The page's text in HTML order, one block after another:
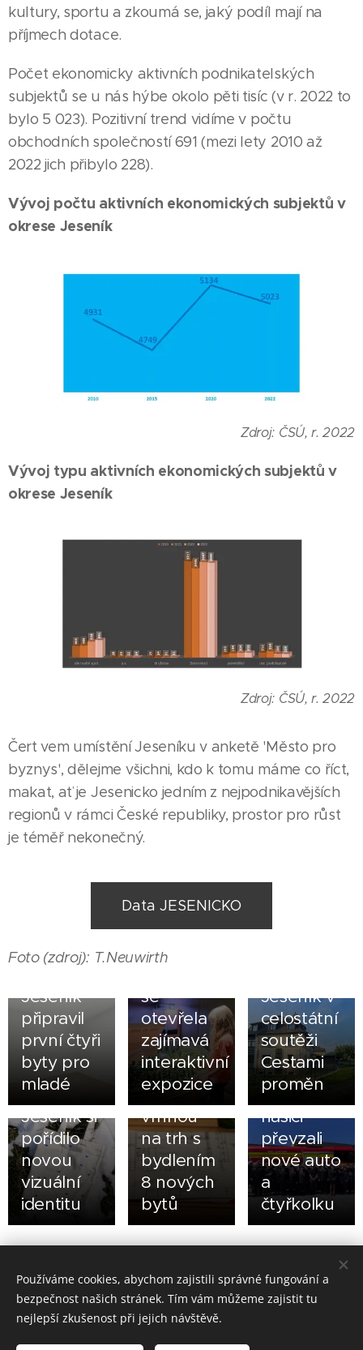
kultury, sportu a zkoumá se, jaký podíl mají na
příjmech dotace.
Počet ekonomicky aktivních podnikatelských
subjektů se u nás hýbe okolo pěti tisíc (v r. 2022 to
bylo 5 023). Pozitivní trend vidíme v počtu
obchodních společností 691 (mezi lety 2010 až
2022 jich přibylo 228).
Vývoj počtu aktivních ekonomických subjektů v
okrese Jeseník
Zdroj: ČSÚ, r. 2022
Vývoj typu aktivních ekonomických subjektů v
okrese Jeseník
Zdroj: ČSÚ, r. 2022
Čert vem umístění Jeseníku v anketě 'Město pro
byznys', dělejme všichni, kdo k tomu máme co říct,
makat, ať je Jesenicko jedním z nejpodnikavějších
regionů v rámci České republiky, prostor pro růst
je téměř nekonečný.
Data JESENICKO
Foto (zdroj): T.Neuwirth
Jeseník
připravil
první čtyři
byty pro
mladé
25.07.2026
V
jesenické
se
otevřela
zajímavá
interaktivní
expozice
Jeseník v
celostátní
soutěži
Cestami
proměn
20.06.2026
Město
Jeseník si
pořídilo
novou
vizuální
identitu
24.05.2026
Mikulovice
vrhnou
na trh s
bydlením
8 nových
bytů
05.05.2026
Zlatohorští
dobrovolní
hasiči
převzali
nové auto
a
čtyřkolku
Made in Jesenicko © 2026 positivJE. Všechna práva vyhrazena.
Používáme cookies, abychom zajistili správné fungování a
bezpečnost našich stránek. Tím vám můžeme zajistit tu
nejlepší zkušenost při jejich návštěvě.